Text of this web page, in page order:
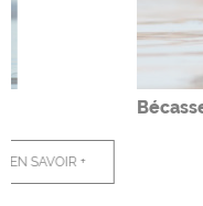
Bécasseau variable